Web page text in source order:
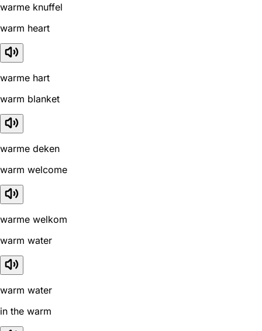
warme knuffel
warm heart
warme hart
warm blanket
warme deken
warm welcome
warme welkom
warm water
warm water
in the warm